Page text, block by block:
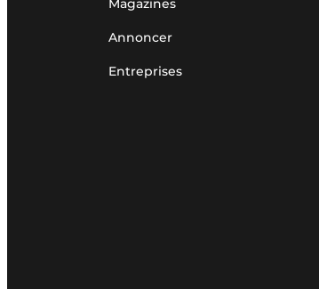
Magazines
Annoncer
Entreprises